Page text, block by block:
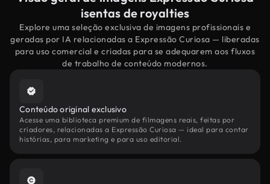
isentas de royalties
Explore uma seleção exclusiva de imagens profissionais e
geradas por IA relacionadas a Expressão Curiosa — liberadas
para uso comercial e criadas para se adequarem aos fluxos
de trabalho de conteúdo modernos.
Conteúdo original exclusivo
Acesse uma biblioteca premium de filmagens reais, feitas por
criadores, relacionadas a Expressão Curiosa — ideal para contar
histórias, para marketing e para uso editorial.